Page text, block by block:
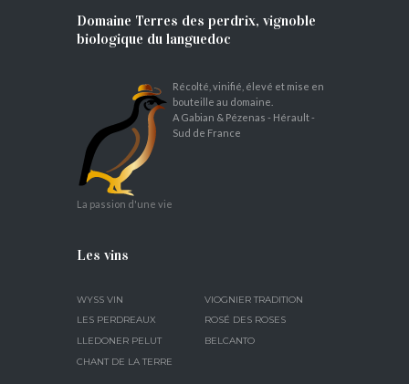
Domaine Terres des perdrix, vignoble
biologique du languedoc
La passion d'une vie
Récolté, vinifié, élevé et mise en
bouteille au domaine.
A Gabian & Pézenas - Hérault -
Sud de France
Les vins
WYSS VIN
VIOGNIER TRADITION
LES PERDREAUX
ROSÉ DES ROSES
LLEDONER PELUT
BELCANTO
CHANT DE LA TERRE